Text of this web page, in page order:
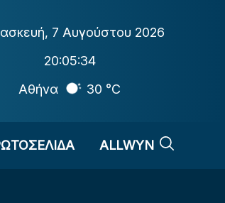
, 7 Αυγούστου 2026
20:05:35
Αθήνα
30 °C
ALLWYN